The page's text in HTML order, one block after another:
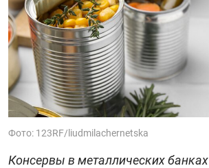
Фото: 123RF/liudmilachernetska
Консервы в металлических банках